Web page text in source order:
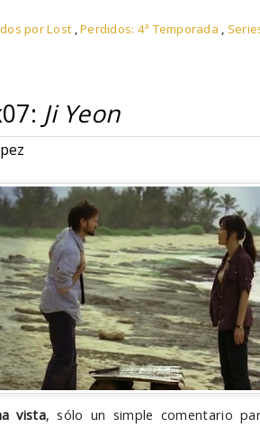
por Lost ,Perdidos: 4ª Temporada ,
Ji Yeon
vista, sólo un simple comentario